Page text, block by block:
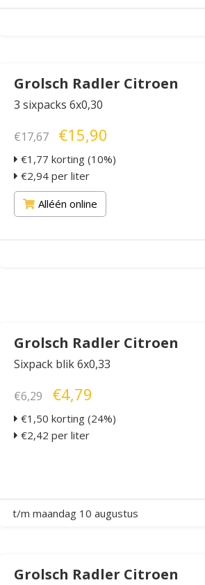
Grolsch Radler Citroen
3 sixpacks 6x0,30
€17,67 €15,90
€1,77 korting (10%)
€2,94 per liter
Alléén online
Grolsch Radler Citroen
Sixpack blik 6x0,33
€6,29 €4,79
€1,50 korting (24%)
€2,42 per liter
t/m maandag 10 augustus
Grolsch Radler Citroen